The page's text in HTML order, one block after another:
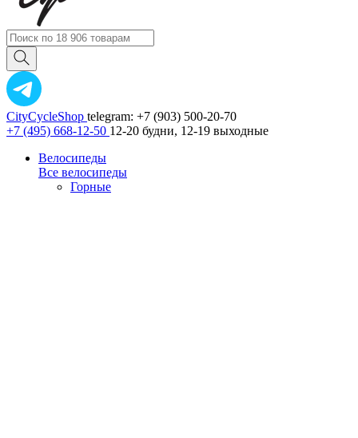
CityCycleShop telegram: +7 (903) 500-20-70
+7 (495) 668-12-50 12-20 будни, 12-19 выходные
Велосипеды
Все велосипеды
Горные